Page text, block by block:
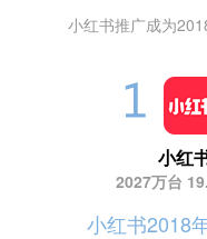
小红书推广成为
小红书2018
小红
2027万台